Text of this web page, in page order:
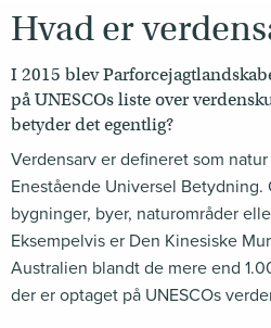
Hvad er
I 2015 blev
på UNESCOs liste over
betyder det egentlig?
Verdensarv er defineret som
Enestående Universel Betydning.
bygninger, byer, naturområder
Eksempelvis er Den Kinesiske
Australien blandt de mere end
der er optaget på UNESCOs